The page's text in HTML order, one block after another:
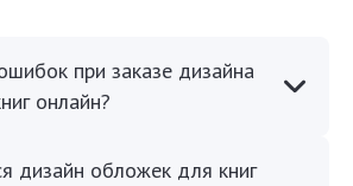
при заказе дизайна
онлайн?
дизайн обложек для книг